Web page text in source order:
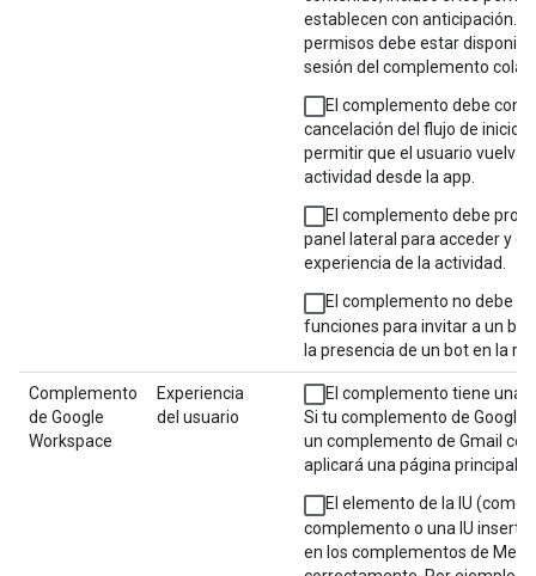
establecen con anticipación.
permisos debe estar
sesión del complemento
El complemento debe
cancelación del flujo de inicio
permitir que el usuario vuelva
actividad desde la app.
El complemento debe
panel lateral para acceder y
experiencia de la actividad.
El complemento no debe
funciones para invitar a un
la presencia de un bot en la
Complemento
de Google
Workspace
Experiencia
del usuario
El complemento tiene una
Si tu complemento de Google
un complemento de Gmail
aplicará una página principal
El elemento de la IU (como
complemento o una IU
en los complementos de